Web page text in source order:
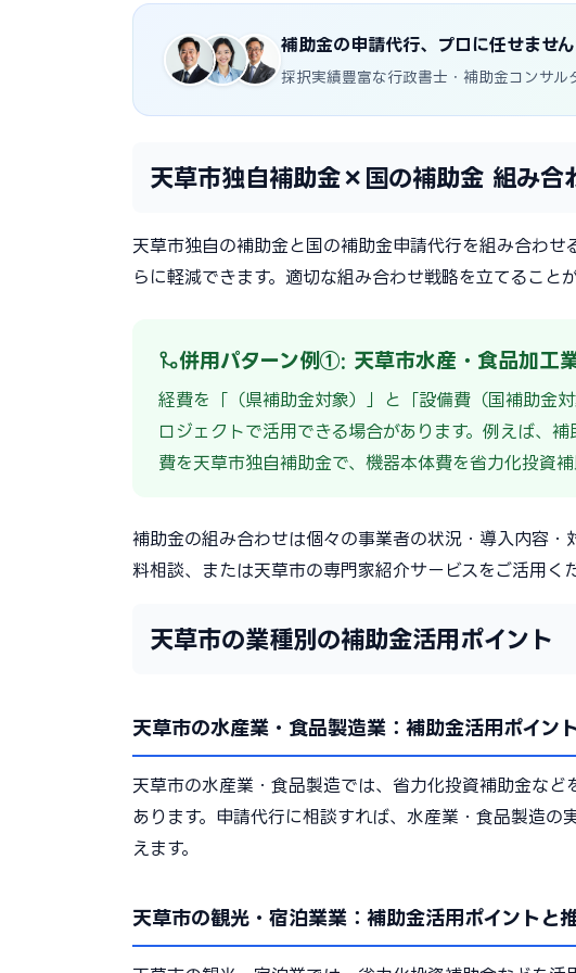
補助金の申請代行、プロに任せません
採択実績豊富な行政書士・補助金コンサル
天草市独自補助金×国の補助金 組み合
天草市独自の補助金と国の補助金申請代行を組み合わ
らに軽減できます。適切な組み合わせ戦略を立てること
併用パターン例①: 天草市水産・食品加工
経費を「（県補助金対象）」と「設備費（国補助金
ロジェクトで活用できる場合があります。例えば、
費を天草市独自補助金で、機器本体費を省力化投資補
補助金の組み合わせは個々の事業者の状況・導入内容
料相談、または天草市の専門家紹介サービスをご活用く
天草市の業種別の補助金活用ポイント
天草市の水産業・食品製造業：補助金活用ポイン
天草市の水産業・食品製造では、省力化投資補助金な
あります。申請代行に相談すれば、水産業・食品製造
えます。
天草市の観光・宿泊業業：補助金活用ポイントと